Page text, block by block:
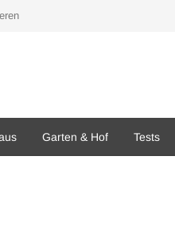
Garten & Hof Tests